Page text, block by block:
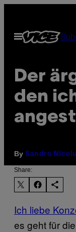
content
Open
Menu
Der
den
By Sandro
Share:
Ich liebe
es geht für